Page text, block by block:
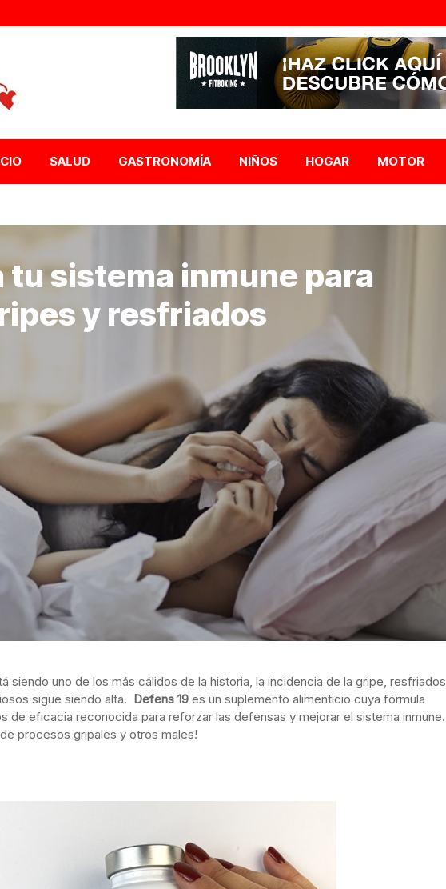
SALUD GASTRONOMÍA NIÑOS HOGAR MOTOR
tu sistema inmune para
y resfriados
siendo uno de los más cálidos de la historia, la incidencia de la gripe, resfriados
sigue siendo alta. Defens 19 es un suplemento alimenticio cuya fórmula
de eficacia reconocida para reforzar las defensas y mejorar el sistema inmune.
de procesos gripales y otros males!